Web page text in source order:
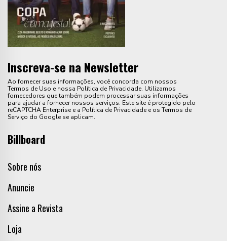
Inscreva-se na Newsletter
Ao fornecer suas informações, você concorda com nossos
Termos de Uso e nossa Política de Privacidade. Utilizamos
fornecedores que também podem processar suas informações
para ajudar a fornecer nossos serviços. Este site é protegido pelo
reCAPTCHA Enterprise e a Política de Privacidade e os Termos de
Serviço do Google se aplicam.
Billboard
Sobre nós
Anuncie
Assine a Revista
Loja